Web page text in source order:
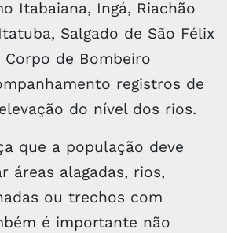
Itabaiana, Ingá, Riachão
Salgado de São Félix
de Bombeiro
registros de
do nível dos rios.
que a população deve
áreas alagadas, rios,
ou trechos com
é importante não